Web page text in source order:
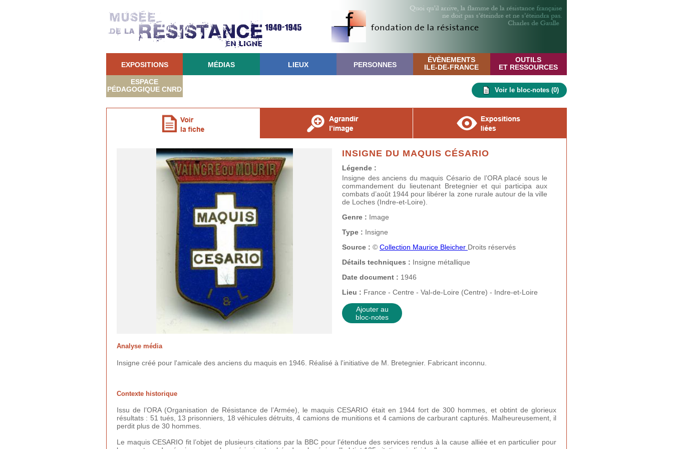
EXPOSITIONS MÉDIAS LIEUX PERSONNES
ÉVÈNEMENTS
ILE-DE-FRANCE
OUTILS
ET RESSOURCES
ESPACE
PÉDAGOGIQUE CNRD Voir le bloc-notes (0)
INSIGNE DU MAQUIS CÉSARIO
Légende :
Insigne des anciens du maquis Césario de l’ORA placé sous le
commandement du lieutenant Bretegnier et qui participa aux
combats d’août 1944 pour libérer la zone rurale autour de la ville
de Loches (Indre-et-Loire).
Genre : Image
Type : Insigne
Source : © Collection Maurice Bleicher Droits réservés
Détails techniques : Insigne métallique
Date document : 1946
Lieu : France - Centre - Val-de-Loire (Centre) - Indre-et-Loire
Ajouter au
bloc-notes
Analyse média
Insigne créé pour l'amicale des anciens du maquis en 1946. Réalisé à l'initiative de M. Bretegnier. Fabricant inconnu.
Contexte historique
Issu de l’ORA (Organisation de Résistance de l’Armée), le maquis CESARIO était en 1944 fort de 300 hommes, et obtint de glorieux
résultats : 51 tués, 13 prisonniers, 18 véhicules détruits, 4 camions de munitions et 4 camions de carburant capturés. Malheureusement, il
perdit plus de 30 hommes.
Le maquis CESARIO fit l’objet de plusieurs citations par la BBC pour l’étendue des services rendus à la cause alliée et en particulier pour